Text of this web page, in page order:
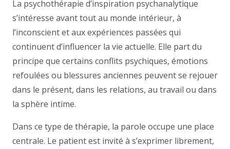
La psychothérapie d’inspiration psychanalytique
s’intéresse avant tout au monde intérieur, à
l’inconscient et aux expériences passées qui
continuent d’influencer la vie actuelle. Elle part du
principe que certains conflits psychiques, émotions
refoulées ou blessures anciennes peuvent se rejouer
dans le présent, dans les relations, au travail ou dans
la sphère intime.
Dans ce type de thérapie, la parole occupe une place
centrale. Le patient est invité à s’exprimer librement,